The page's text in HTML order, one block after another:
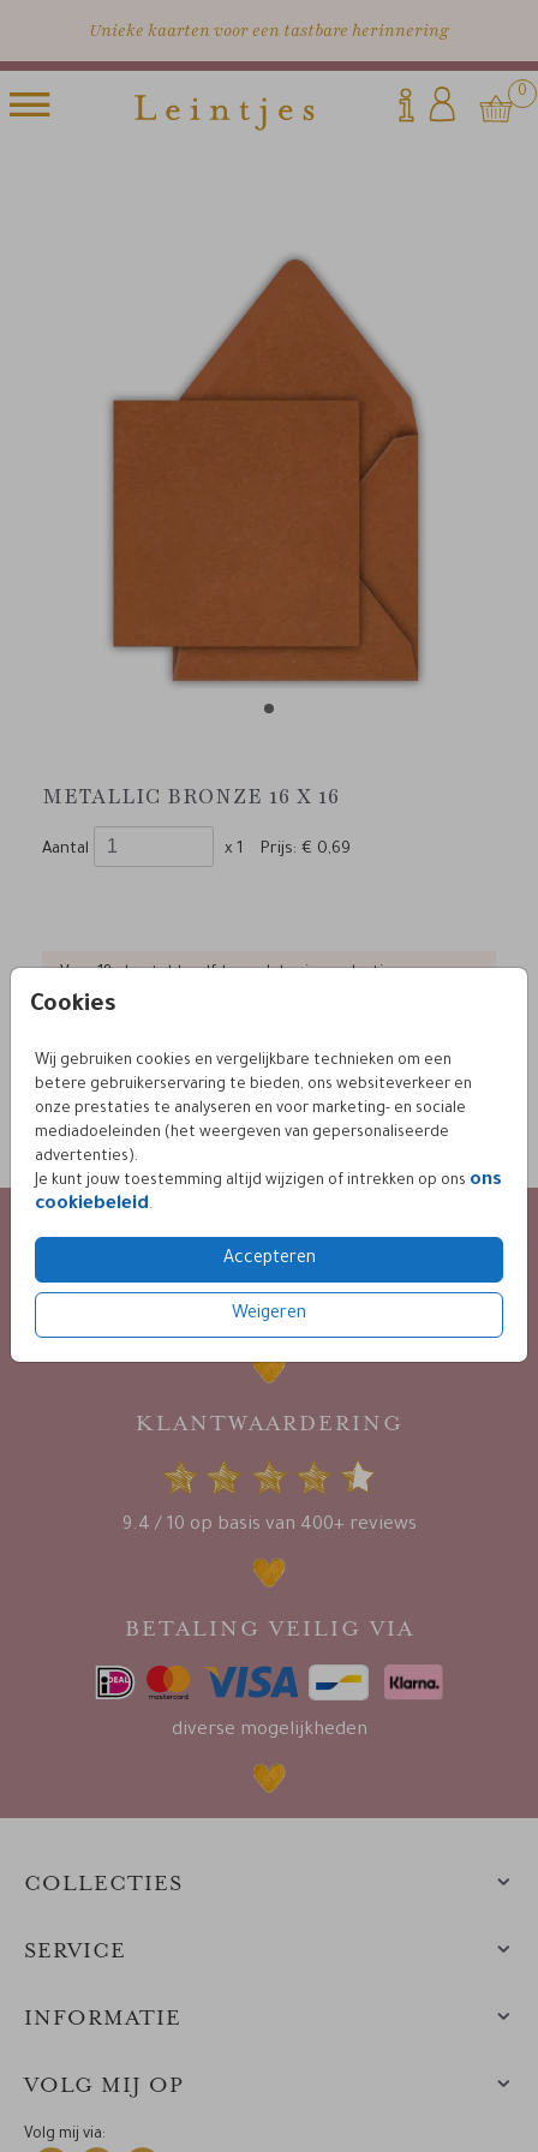
Unieke kaarten voor een tastbare herinnering
0
Cookies
Wij gebruiken cookies en vergelijkbare technieken om een
betere gebruikerservaring te bieden, ons websiteverkeer en
onze prestaties te analyseren en voor marketing- en sociale
mediadoeleinden (het weergeven van gepersonaliseerde
advertenties).
Je kunt jouw toestemming altijd wijzigen of intrekken op ons ons
cookiebeleid.
Accepteren
Weigeren
METALLIC BRONZE 16 X 16
Aantal x 1 Prijs: € 0,69
OMSCHRIJVING
metallic bronze 16 x 16
Prijs:€ 0,69
via mail :
info@leintjes.nl
KLANTWAARDERING
9.4 / 10 op basis van 400+ reviews
BETALING VEILIG VIA
diverse mogelijkheden
COLLECTIES
SERVICE
INFORMATIE
VOLG MIJ OP
Volg mij via: